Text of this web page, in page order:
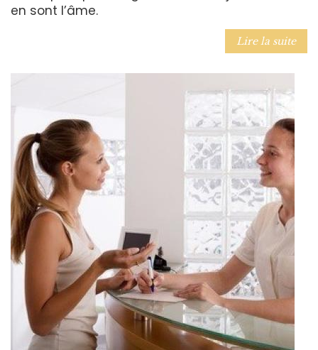
en sont l’âme.
Lire la suite